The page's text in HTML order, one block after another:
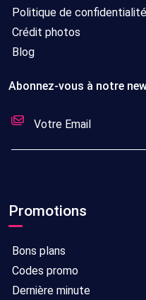
Politique de confidentialité
Crédit photos
Blog
Abonnez-vous à notre
Promotions
Bons plans
Codes promo
Dernière minute